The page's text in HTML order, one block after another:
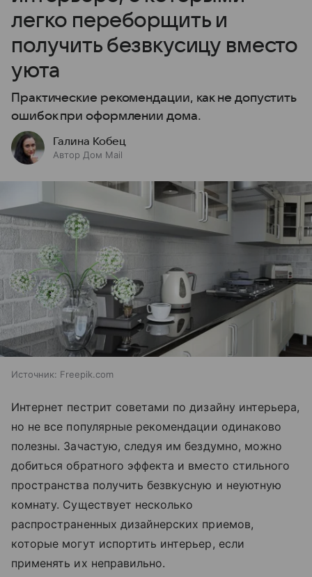
легко переборщить и
получить безвкусицу вместо
уюта
Практические рекомендации, как не допустить
ошибок при оформлении дома.
Галина Кобец
Автор Дом Mail
Источник: Freepik.com
Интернет пестрит советами по дизайну интерьера,
но не все популярные рекомендации одинаково
полезны. Зачастую, следуя им бездумно, можно
добиться обратного эффекта и вместо стильного
пространства получить безвкусную и неуютную
комнату. Существует несколько
распространенных дизайнерских приемов,
которые могут испортить интерьер, если
применять их неправильно.